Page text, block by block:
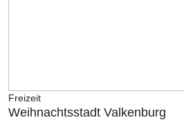
Freizeit
Weihnachtsstadt Valkenburg